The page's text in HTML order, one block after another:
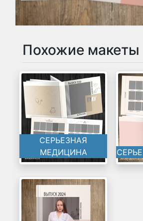
Похожие макеты
СЕРЬЕЗНАЯ
МЕДИЦИНА